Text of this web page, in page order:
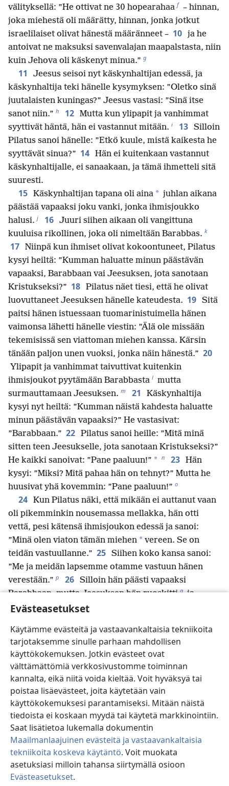
Evästeasetukset
Käytämme evästeitä ja vastaavankaltaisia tekniikoita
tarjotaksemme sinulle parhaan mahdollisen
käyttökokemuksen. Jotkin evästeet ovat
välttämättömiä verkkosivustomme toiminnan
kannalta, eikä niitä voida kieltää. Voit hyväksyä tai
poistaa lisäevästeet, joita käytetään vain
käyttökokemuksesi parantamiseksi. Mitään näistä
tiedoista ei koskaan myydä tai käytetä markkinointiin.
Saat lisätietoa lukemalla dokumentin
Maailmanlaajuinen evästeitä ja vastaavankaltaisia
tekniikoita koskeva käytäntö. Voit muokata
asetuksiasi milloin tahansa siirtymällä osioon
Evästeasetukset.
välityksellä: ”He ottivat ne 30 hopearahaa f – hinnan,
joka miehestä oli määrätty, hinnan, jonka jotkut
israelilaiset olivat hänestä määränneet – 10 ja he
antoivat ne maksuksi savenvalajan maapalstasta, niin
kuin Jehova oli käskenyt minua.” g
11
Jeesus seisoi nyt käskynhaltijan edessä, ja
käskynhaltija teki hänelle kysymyksen: ”Oletko sinä
juutalaisten kuningas?” Jeesus vastasi: ”Sinä itse
sanot niin.” h 12 Mutta kun ylipapit ja vanhimmat
syyttivät häntä, hän ei vastannut mitään. i 13 Silloin
Pilatus sanoi hänelle: ”Etkö kuule, mistä kaikesta he
syyttävät sinua?” 14 Hän ei kuitenkaan vastannut
käskynhaltijalle, ei sanaakaan, ja tämä ihmetteli sitä
suuresti.
15 Käskynhaltijan tapana oli aina * juhlan aikana
päästää vapaaksi joku vanki, jonka ihmisjoukko
halusi. j 16 Juuri siihen aikaan oli vangittuna
kuuluisa rikollinen, joka oli nimeltään Barabbas. k
17 Niinpä kun ihmiset olivat kokoontuneet, Pilatus
kysyi heiltä: ”Kumman haluatte minun päästävän
vapaaksi, Barabbaan vai Jeesuksen, jota sanotaan
Kristukseksi?” 18 Pilatus näet tiesi, että he olivat
luovuttaneet Jeesuksen hänelle kateudesta. 19 Sitä
paitsi hänen istuessaan tuomarinistuimella hänen
vaimonsa lähetti hänelle viestin: ”Älä ole missään
tekemisissä sen viattoman miehen kanssa. Kärsin
tänään paljon unen vuoksi, jonka näin hänestä.” 20
Ylipapit ja vanhimmat taivuttivat kuitenkin
ihmisjoukot pyytämään Barabbasta l mutta
surmauttamaan Jeesuksen. m 21
Käskynhaltija
kysyi nyt heiltä: ”Kumman näistä kahdesta haluatte
minun päästävän vapaaksi?” He vastasivat:
”Barabbaan.” 22 Pilatus sanoi heille: ”Mitä minä
sitten teen Jeesukselle, jota sanotaan Kristukseksi?”
He kaikki sanoivat: ”Pane paaluun!” * n 23 Hän
kysyi: ”Miksi? Mitä pahaa hän on tehnyt?” Mutta he
huusivat yhä kovemmin: ”Pane paaluun!” o
24 Kun Pilatus näki, että mikään ei auttanut vaan
oli pikemminkin nousemassa mellakka, hän otti
vettä, pesi kätensä ihmisjoukon edessä ja sanoi:
”Minä olen viaton tämän miehen * vereen. Se on
teidän vastuullanne.” 25 Siihen koko kansa sanoi:
”Me ja meidän lapsemme otamme vastuun hänen
verestään.” p 26 Silloin hän päästi vapaaksi
Barabbaan, mutta Jeesuksen hän ruoskitti q ja
luovutti teloitettavaksi paalussa.
käskynhaltijan palatsiin ja kokosivat hänen
ympärilleen koko sotilasosaston. s 28 He riisuivat
hänet ja kietoivat hänet kirkkaanpunaiseen viittaan,
t 29 ja he punoivat orjantappuroista kruunun ja
laittoivat sen hänen päähänsä ja ruokokepin hänen
oikeaan käteensä. He polvistuivat hänen eteensä ja
sanoivat hänelle pilkallisesti: ”Terve, juutalaisten
kuningas!” 30 He sylkivät hänen päälleen
ottivat ruokokepin ja alkoivat hakata häntä päähän.
31 Pilkattuaan häntä he lopuksi riisuivat häneltä
viitan, pukivat hänet hänen päällysvaatteisiinsa ja
veivät hänet pois paaluun naulittavaksi.